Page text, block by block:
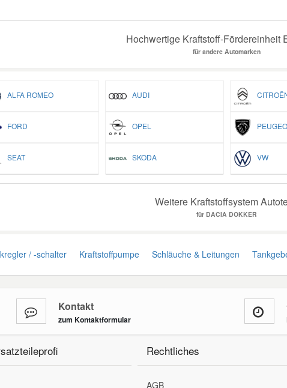
Hochwertige Kraftstoff-Fördereinheit
für andere Automarken
ALFA ROMEO AUDI
FORD OPEL
SEAT SKODA VW
Weitere Kraftstoffsystem
für DACIA DOKKER
/ -schalter Kraftstoffpumpe Schläuche & Leitungen
Kontakt
zum Kontaktformular
Rechtliches
AGB